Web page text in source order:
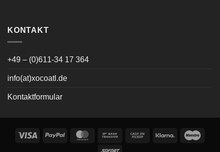
KONTAKT
+49 – (0)611-34 17 364
info(at)xocoatl.de
Kontaktformular
Visa PayPal MasterCardBank
Cash
Klarna